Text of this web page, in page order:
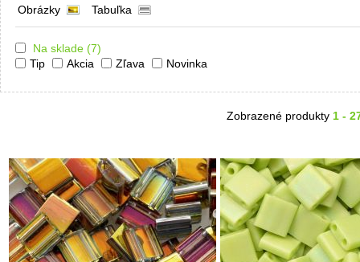
Obrázky
Tabuľka
Na sklade (7)
Tip
Akcia Zľava Novinka
Zobrazené produkty 1 -